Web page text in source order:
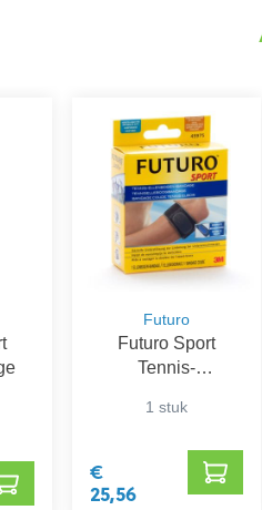
Futuro
Futuro Sport
Tennis-
1 stuk
€
25,56